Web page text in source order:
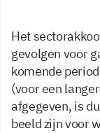
Het
gevolgen voor
komende
(voor een
afgegeven, is
beeld zijn voor